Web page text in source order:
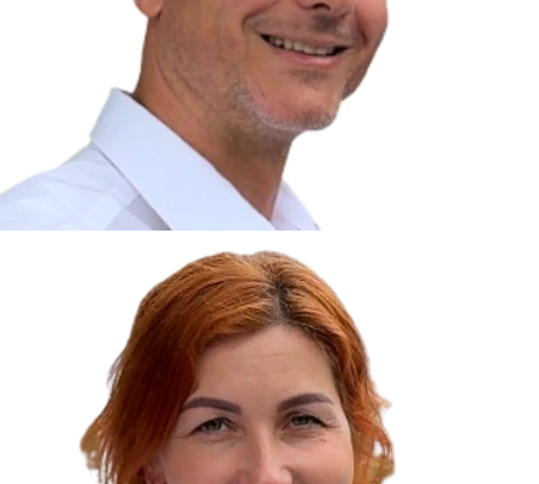
Cookies sú malé textové súbory, ktoré môžu byť používané
webovými stránkami, aby zefektívnili používateľský zážitok.
Vďaka cookies vám môžeme ponúkať služby podľa toho, čo
naozaj hľadáte a chcete nájsť.
Kedykoľvek sa môžete slobodne rozhodnúť, ktoré typy
používania cookies chcete umožniť.
Zákon uvádza, že môžeme ukladať cookies na vašom
zariadení, pokiaľ sú nevyhnutne nutné pre prevádzku tejto
Cookies, ktoré používame
Technické a nevyhnutné cookies
Analytické a marketingové cookies
Reklamné úložisko
Reklamné používateľské dáta